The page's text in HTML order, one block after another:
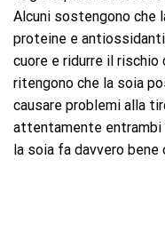
Alcuni sostengono che
proteine e
cuore e ridurre il
ritengono che la soia
causare problemi alla
attentamente entrambi
la soia fa davvero bene